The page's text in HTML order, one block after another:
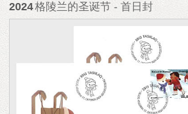
2024格陵兰的圣诞节 - 首日封